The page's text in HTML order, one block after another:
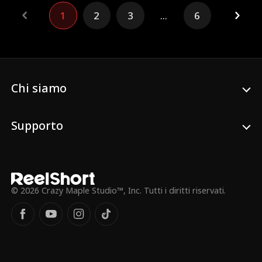
e giura di trovarla a tutti i costi!
1 2 3 ... 6
Chi siamo
Supporto
© 2026 Crazy Maple Studio™, Inc. Tutti i diritti riservati.